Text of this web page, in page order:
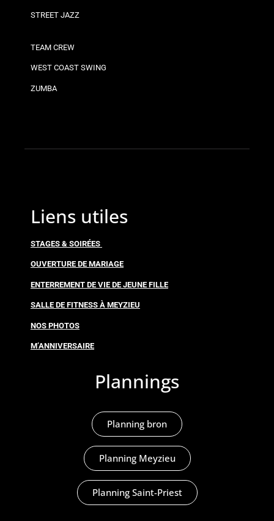
STREET JAZZ
TEAM CREW
WEST COAST SWING
ZUMBA
Liens utiles
STAGES & SOIRÉES
OUVERTURE DE MARIAGE
ENTERREMENT DE VIE DE JEUNE FILLE
SALLE DE FITNESS À MEYZIEU
NOS PHOTOS
M’ANNIVERSAIRE
Plannings
Planning bron
Planning Meyzieu
Planning Saint-Priest